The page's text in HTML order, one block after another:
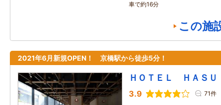
車で約16分
この施
2021年6月新規OPEN！ 京橋駅から徒歩5分！
ＨＯＴＥＬ ＨＡＳＵ
3.9 71件